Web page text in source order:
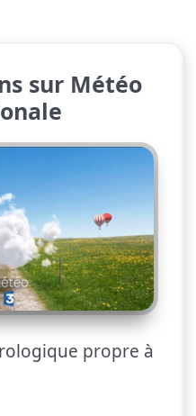
sur Météo
propre à